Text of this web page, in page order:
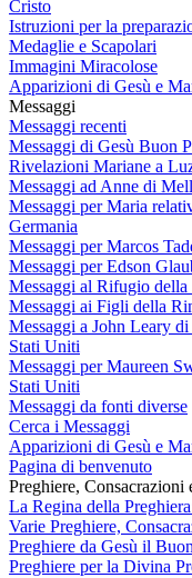
Cristo
Istruzioni per la
Medaglie e Scapolari
Immagini Miracolose
Apparizioni di Gesù e
Messaggi
Messaggi recenti
Messaggi di Gesù Buon
Rivelazioni Mariane a
Messaggi ad Anne di
Messaggi per Maria
Germania
Messaggi per Marcos
Messaggi per Edson
Messaggi al Rifugio
Messaggi ai Figli della
Messaggi a John Leary
Stati Uniti
Messaggi per Maureen
Stati Uniti
Messaggi da fonti diverse
Cerca i Messaggi
Apparizioni di Gesù e
Pagina di benvenuto
Preghiere, Consacrazioni
La Regina della
Varie Preghiere,
Preghiere da Gesù il
Preghiere per la Divina